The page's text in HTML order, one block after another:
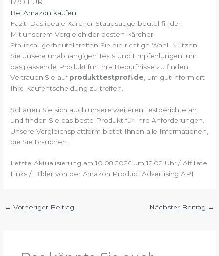
17,99 EUR
Bei Amazon kaufen
Fazit: Das ideale Kärcher Staubsaugerbeutel finden
Mit unserem Vergleich der besten Kärcher
Staubsaugerbeutel treffen Sie die richtige Wahl. Nutzen
Sie unsere unabhängigen Tests und Empfehlungen, um
das passende Produkt für Ihre Bedürfnisse zu finden.
Vertrauen Sie auf produkttestprofi.de , um gut informiert
Ihre Kaufentscheidung zu treffen.
Schauen Sie sich auch unsere weiteren Testberichte an
und finden Sie das beste Produkt für Ihre Anforderungen.
Unsere Vergleichsplattform bietet Ihnen alle Informationen,
die Sie brauchen.
Letzte Aktualisierung am 10.08.2026 um 12:02 Uhr / Affiliate
Links / Bilder von der Amazon Product Advertising API
← Vorheriger Beitrag Nächster Beitrag →